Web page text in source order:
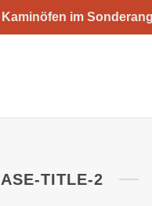
Kaminöfen im
TITLE-2